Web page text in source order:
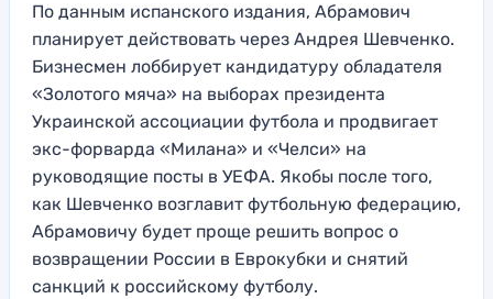
По данным испанского издания, Абрамович
планирует действовать через Андрея Шевченко.
Бизнесмен лоббирует кандидатуру обладателя
«Золотого мяча» на выборах президента
Украинской ассоциации футбола и продвигает
экс-форварда «Милана» и «Челси» на
руководящие посты в УЕФА. Якобы после того,
как Шевченко возглавит футбольную федерацию,
Абрамовичу будет проще решить вопрос о
возвращении России в Еврокубки и снятий
санкций к российскому футболу.